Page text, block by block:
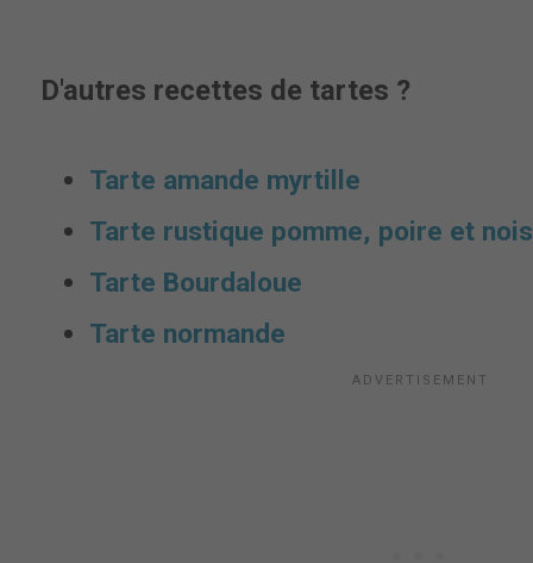
D'autres recettes de tartes ?
Tarte amande myrtille
Tarte rustique pomme, poire et
Tarte Bourdaloue
Tarte normande